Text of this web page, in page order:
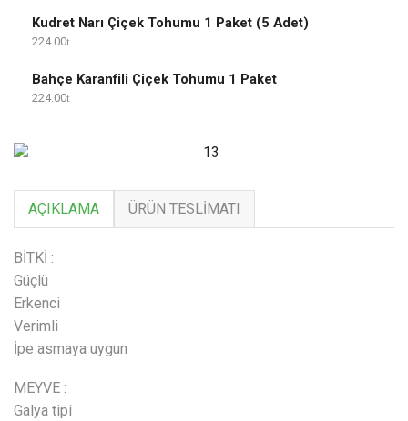
Kudret Narı Çiçek Tohumu 1 Paket (5 Adet)
224.00
Bahçe Karanfili Çiçek Tohumu 1 Paket
224.00
AÇIKLAMA ÜRÜN TESLIMATI
BİTKİ :
Güçlü
Erkenci
Verimli
İpe asmaya uygun
MEYVE :
Galya tipi